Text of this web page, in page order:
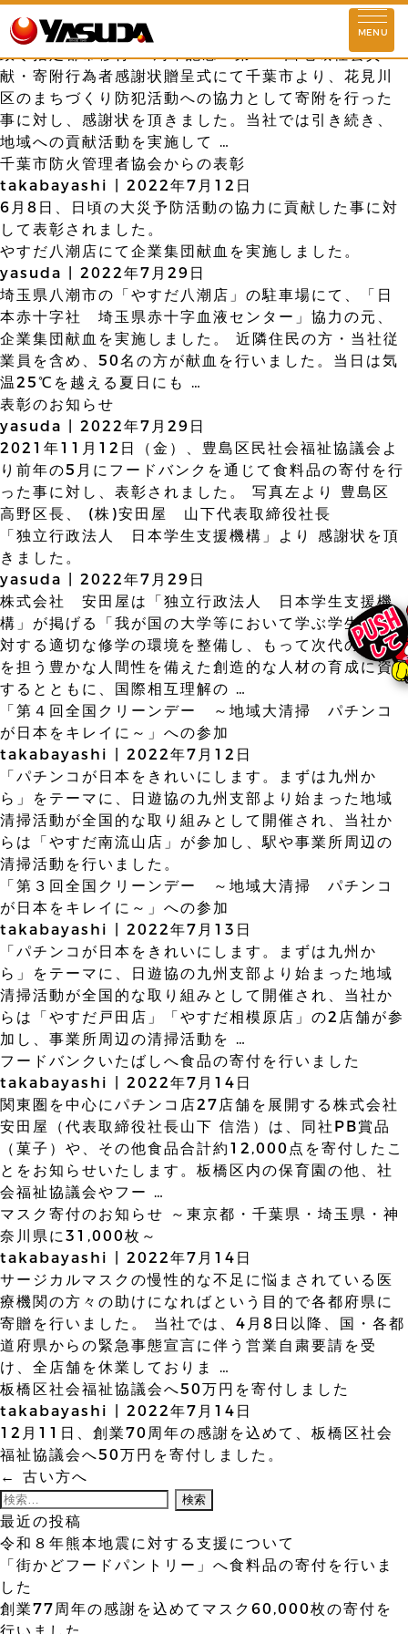
MENU
お知らせ
ストーリー
企業理念
会社情報
代表挨拶 基本情報
理念実現に向けて
安田屋の歴史
店舗情報
東京 埼玉 千葉 神奈川 群馬
活動情報
SDGs情報 環境対策活動
社会との共存
物件情報募集
採用情報
お問い合わせ
千葉市より感謝状を頂きました
yasuda |2022年7月29日
政令指定都市移行30周年記念 第107回地域社会貢
献・寄附行為者感謝状贈呈式にて千葉市より、花見川
区のまちづくり防犯活動への協力として寄附を行った
事に対し、感謝状を頂きました。当社では引き続き、
地域への貢献活動を実施して …
千葉市防火管理者協会からの表彰
takabayashi
2022年7月12日
6月8日、日頃の大災予防活動の協力に貢献した事に対
して表彰されました。
やすだ八潮店にて企業集団献血を実施しました。
yasuda
2022年7月29日
埼玉県八潮市の「やすだ八潮店」の駐車場にて、「日
本赤十字社 埼玉県赤十字血液センター」協力の元、
企業集団献血を実施しました。 近隣住民の方・当社従
業員を含め、50名の方が献血を行いました。当日は気
温25℃を越える夏日にも …
表彰のお知らせ
yasuda
2022年7月29日
2021年11月12日（金）、豊島区民社会福祉協議会よ
り前年の5月にフードバンクを通じて食料品の寄付を行
った事に対し、表彰されました。 写真左より 豊島区
高野区長、 (株)安田屋 山下代表取締役社長
「独立行政法人 日本学生支援機構」より 感謝状を頂
きました。
yasuda
2022年7月29日
株式会社 安田屋は「独立行政法人 日本学生支援機
構」が掲げる「我が国の大学等において学ぶ学生等に
対する適切な修学の環境を整備し、もって次代の社会
を担う豊かな人間性を備えた創造的な人材の育成に資
するとともに、国際相互理解の …
「第４回全国クリーンデー ～地域大清掃 パチンコ
が日本をキレイに～」への参加
takabayashi
2022年7月12日
「パチンコが日本をきれいにします。まずは九州か
ら」をテーマに、日遊協の九州支部より始まった地域
清掃活動が全国的な取り組みとして開催され、当社か
らは「やすだ南流山店」が参加し、駅や事業所周辺の
清掃活動を行いました。
「第３回全国クリーンデー ～地域大清掃 パチンコ
が日本をキレイに～」への参加
takabayashi
2022年7月13日
「パチンコが日本をきれいにします。まずは九州か
ら」をテーマに、日遊協の九州支部より始まった地域
清掃活動が全国的な取り組みとして開催され、当社か
らは「やすだ戸田店」「やすだ相模原店」の2店舗が参
加し、事業所周辺の清掃活動を …
フードバンクいたばしへ食品の寄付を行いました
takabayashi
2022年7月14日
関東圏を中心にパチンコ店27店舗を展開する株式会社
安田屋（代表取締役社長山下 信浩）は、同社PB賞品
（菓子）や、その他食品合計約12,000点を寄付したこ
とをお知らせいたします。板橋区内の保育園の他、社
会福祉協議会やフー …
マスク寄付のお知らせ ～東京都・千葉県・埼玉県・神
奈川県に31,000枚～
takabayashi
2022年7月14日
サージカルマスクの慢性的な不足に悩まされている医
療機関の方々の助けになればという目的で各都府県に
寄贈を行いました。 当社では、4月8日以降、国・各都
道府県からの緊急事態宣言に伴う営業自粛要請を受
け、全店舗を休業しておりま …
板橋区社会福祉協議会へ50万円を寄付しました
takabayashi
2022年7月14日
12月11日、創業70周年の感謝を込めて、板橋区社会
福祉協議会へ50万円を寄付しました。
投
稿
ナ
ビ
ゲ
ー
シ
ョ
←
古い方へ
検
索:
最近の投稿
令和８年熊本地震に対する支援について
「街かどフードパントリー」へ食料品の寄付を行いま
した
創業77周年の感謝を込めてマスク60,000枚の寄付を